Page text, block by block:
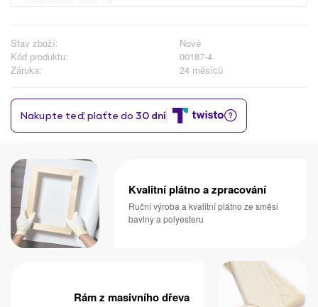
Stav zboží:
Nové
Kód produktu:
00187-4
Záruka:
24 měsíců
Kvalitní plátno a zpracování
Ruční výroba a kvalitní plátno ze směsi
bavlny a polyesteru
Rám z masivního dřeva